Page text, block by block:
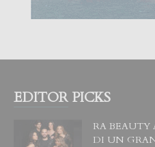
EDITOR PICKS
RA BEAUTY
DI UN